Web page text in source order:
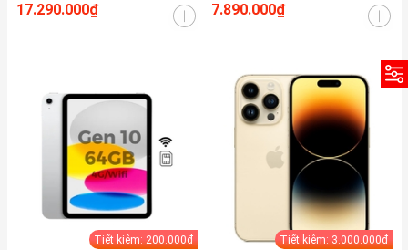
17.290.000₫ 7.890.000₫
Tiết kiệm: 200.000₫ Tiết kiệm: 3.000.000₫